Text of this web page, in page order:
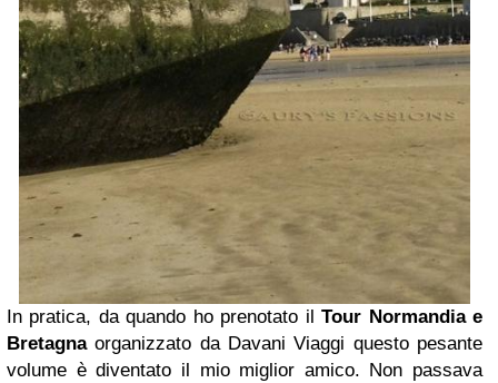
In pratica, da quando ho prenotato ilTour Normandia e
Bretagnaorganizzato da Davani Viaggi questo pesante
volume è diventato il mio miglior amico. Non passava